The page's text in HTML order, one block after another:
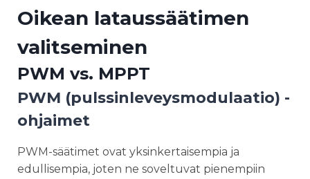
Oikean lataussäätimen
valitseminen
PWM vs. MPPT
PWM (pulssinleveysmodulaatio) -
ohjaimet
PWM-säätimet ovat yksinkertaisempia ja
edullisempia, joten ne soveltuvat pienempiin